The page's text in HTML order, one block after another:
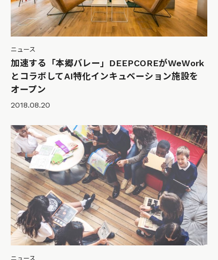
ニュース
加速する「本郷バレー」DEEPCOREがWeWork
とコラボしてAI特化インキュベーション施設を
オープン
2018.08.20
ニュース